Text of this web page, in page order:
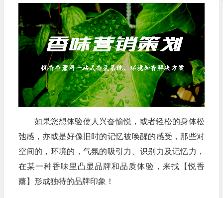
如果您想体验使人兴奋愉悦，或者轻松的身体松
弛感，亦或是好像旧时的记忆被唤醒的感受，那些对
空间的，环境的，气氛的吸引力、识别力及记忆力，
在某一种香味里凸显品牌和品质体验，来找【悦香
薰】形成独特的品牌印象！